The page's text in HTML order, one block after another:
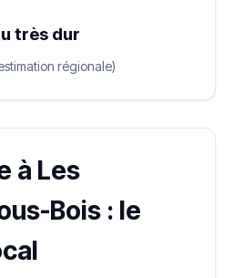
très dur
régionale)
à Les
Bois : le